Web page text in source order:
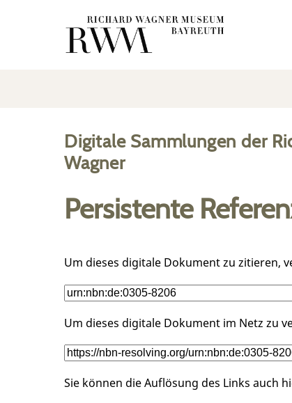
Digitale Sammlungen der
Wagner
Persistente
Um dieses digitale Dokument zu zitieren,
Um dieses digitale Dokument im Netz zu
Sie können die Auflösung des Links auch